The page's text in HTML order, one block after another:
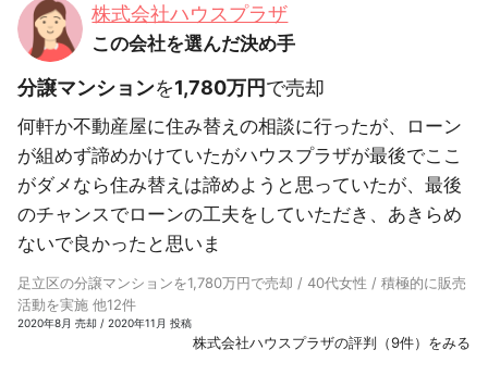
株式会社ハウスプラザ
この会社を選んだ決め手
分譲マンションを1,780万円で売却
何軒か不動産屋に住み替えの相談に行ったが、ローン
が組めず諦めかけていたがハウスプラザが最後でここ
がダメなら住み替えは諦めようと思っていたが、最後
のチャンスでローンの工夫をしていただき、あきらめ
ないで良かったと思いま
足立区の分譲マンションを1,780万円で売却 / 40代女性 / 積極的に販売
活動を実施 他12件
2020年8月 売却 / 2020年11月 投稿
株式会社ハウスプラザの評判（9件）をみる